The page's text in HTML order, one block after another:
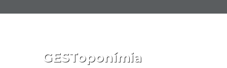
GESToponímia